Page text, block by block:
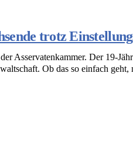
trotz
Asservatenkammer. Der 19-
Ob das so einfach geht,